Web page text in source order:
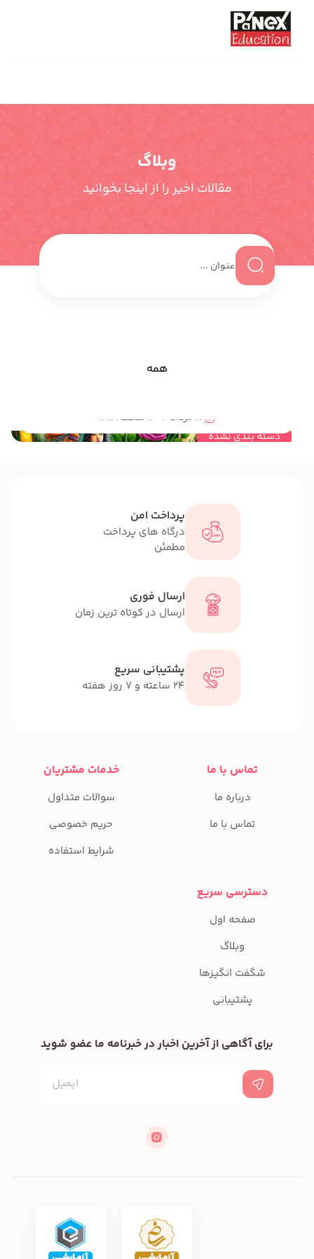
وبلاگ
مقالات اخیر را از اینجا بخوانید
همه
دسته بندی نشده
17 مرداد 1404 ساعت 12:18
پرداخت امن
درگاه های پرداخت
مطمئن
ارسال فوری
ارسال در کوتاه ترین زمان
پشتیبانی سریع
24 ساعته و 7 روز هفته
تماس با ما
درباره ما
تماس با ما
خدمات مشتریان
سوالات متداول
حریم خصوصی
شرایط استفاده
دسترسی سریع
صفحه اول
وبلاگ
شگفت انگیزها
پشتیبانی
برای آگاهی از آخرین اخبار در خبرنامه ما عضو شوید